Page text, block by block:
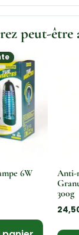
peut-être
6W
Anti-
300g